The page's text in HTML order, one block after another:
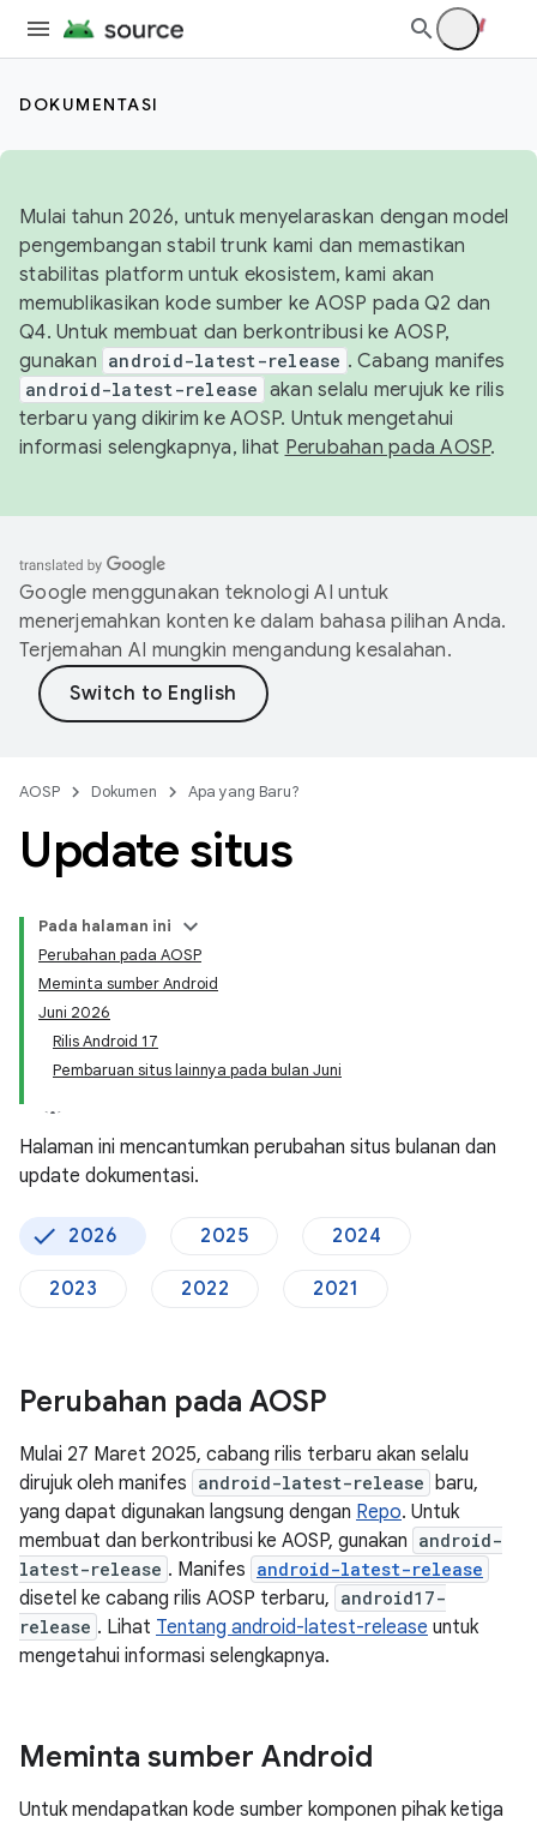
DOKUMENTASI
Mulai tahun 2026, untuk menyelaraskan dengan model
pengembangan stabil trunk kami dan memastikan
stabilitas platform untuk ekosistem, kami akan
memublikasikan kode sumber ke AOSP pada Q2 dan
Q4. Untuk membuat dan berkontribusi ke AOSP,
gunakan android-latest-release . Cabang manifes
android-latest-release akan selalu merujuk ke rilis
terbaru yang dikirim ke AOSP. Untuk mengetahui
informasi selengkapnya, lihat Perubahan pada AOSP.
Google menggunakan teknologi AI untuk
menerjemahkan konten ke dalam bahasa pilihan Anda.
Terjemahan AI mungkin mengandung kesalahan.
AOSP Dokumen Apa yang Baru?
Update situs
Pada halaman ini
Perubahan pada AOSP
Meminta sumber Android
Juni 2026
Rilis Android 17
Pembaruan situs lainnya pada bulan Juni
Halaman ini mencantumkan perubahan situs bulanan dan
update dokumentasi.
2026 2025 2024
2023 2022 2021
Perubahan pada AOSP
Mulai 27 Maret 2025, cabang rilis terbaru akan selalu
dirujuk oleh manifes android-latest-release baru,
yang dapat digunakan langsung dengan Repo. Untuk
membuat dan berkontribusi ke AOSP, gunakan android-
latest-release . Manifes android-latest-release
disetel ke cabang rilis AOSP terbaru, android17-
release . Lihat Tentang android-latest-release untuk
mengetahui informasi selengkapnya.
Meminta sumber Android
Untuk mendapatkan kode sumber komponen pihak ketiga